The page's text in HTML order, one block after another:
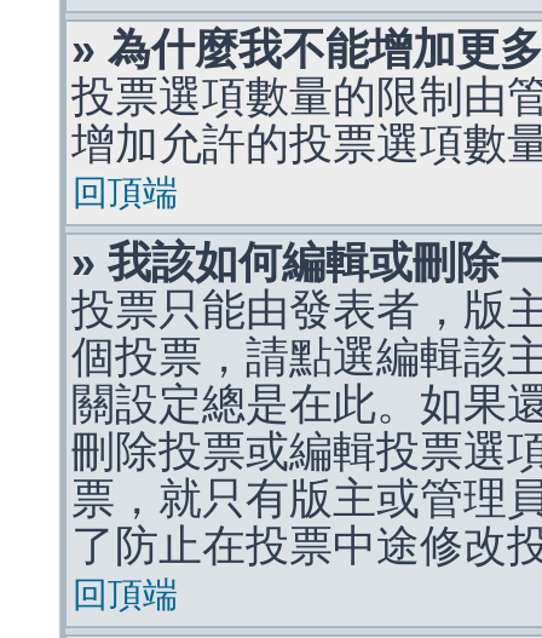
» 為什麼我不能增加更
投票選項數量的限制由
增加允許的投票選項數
回頂端
» 我該如何編輯或刪除
投票只能由發表者，版
個投票，請點選編輯該
關設定總是在此。如果
刪除投票或編輯投票選
票，就只有版主或管理
了防止在投票中途修改
回頂端